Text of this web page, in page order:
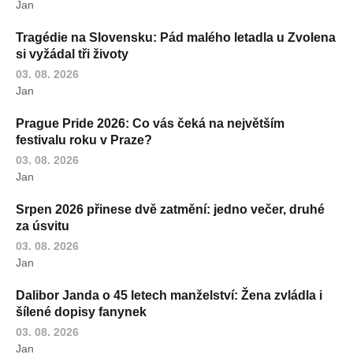
Jan
Tragédie na Slovensku: Pád malého letadla u Zvolena
si vyžádal tři životy
03. 08. 2026
Jan
Prague Pride 2026: Co vás čeká na největším
festivalu roku v Praze?
03. 08. 2026
Jan
Srpen 2026 přinese dvě zatmění: jedno večer, druhé
za úsvitu
03. 08. 2026
Jan
Dalibor Janda o 45 letech manželství: Žena zvládla i
šílené dopisy fanynek
03. 08. 2026
Jan